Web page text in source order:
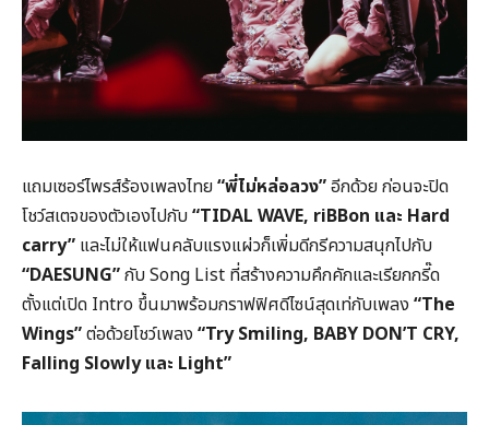
แถมเซอร์ไพรส์ร้องเพลงไทย“พี่ไม่หล่อลวง”อีกด้วย ก่อนจะปิด
โชว์สเตจของตัวเองไปกับ“TIDAL WAVE, riBBon และ Hard
carry” และไม่ให้แฟนคลับแรงแผ่วก็เพิ่มดีกรีความสนุกไปกับ
“DAESUNG”กับ Song List ที่สร้างความคึกคักและเรียกกรี๊ด
ตั้งแต่เปิด Intro ขึ้นมาพร้อมกราฟฟิศดีไซน์สุดเท่กับเพลง “The
Wings”ต่อด้วยโชว์เพลง “Try Smiling, BABY DON’T CRY,
Falling Slowly และ Light”